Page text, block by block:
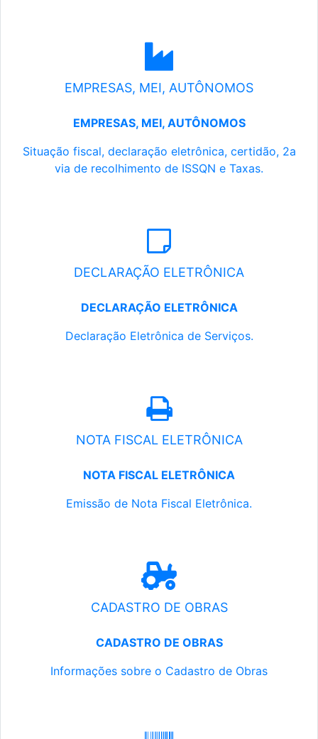
EMPRESAS, MEI, AUTÔNOMOS
EMPRESAS, MEI, AUTÔNOMOS
Situação fiscal, declaração eletrônica, certidão, 2a
via de recolhimento de ISSQN e Taxas.
DECLARAÇÃO ELETRÔNICA
DECLARAÇÃO ELETRÔNICA
Declaração Eletrônica de Serviços.
NOTA FISCAL ELETRÔNICA
NOTA FISCAL ELETRÔNICA
Emissão de Nota Fiscal Eletrônica.
CADASTRO DE OBRAS
CADASTRO DE OBRAS
Informações sobre o Cadastro de Obras